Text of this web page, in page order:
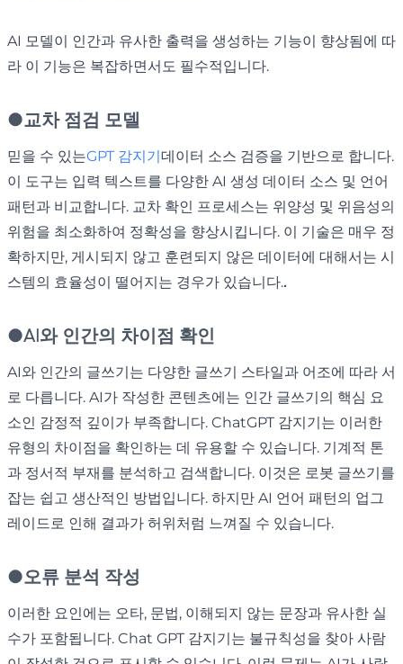
AI 모델이 인간과 유사한 출력을 생성하는 기능이 향상됨에 따
라 이 기능은 복잡하면서도 필수적입니다.
●교차 점검 모델
믿을 수 있는GPT 감지기데이터 소스 검증을 기반으로 합니다.
이 도구는 입력 텍스트를 다양한 AI 생성 데이터 소스 및 언어
패턴과 비교합니다. 교차 확인 프로세스는 위양성 및 위음성의
위험을 최소화하여 정확성을 향상시킵니다. 이 기술은 매우 정
확하지만, 게시되지 않고 훈련되지 않은 데이터에 대해서는 시
스템의 효율성이 떨어지는 경우가 있습니다..
●AI와 인간의 차이점 확인
AI와 인간의 글쓰기는 다양한 글쓰기 스타일과 어조에 따라 서
로 다릅니다. AI가 작성한 콘텐츠에는 인간 글쓰기의 핵심 요
소인 감정적 깊이가 부족합니다. ChatGPT 감지기는 이러한
유형의 차이점을 확인하는 데 유용할 수 있습니다. 기계적 톤
과 정서적 부재를 분석하고 검색합니다. 이것은 로봇 글쓰기를
잡는 쉽고 생산적인 방법입니다. 하지만 AI 언어 패턴의 업그
레이드로 인해 결과가 허위처럼 느껴질 수 있습니다.
●오류 분석 작성
이러한 요인에는 오타, 문법, 이해되지 않는 문장과 유사한 실
수가 포함됩니다. Chat GPT 감지기는 불규칙성을 찾아 사람